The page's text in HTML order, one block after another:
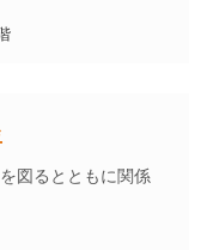
図るとともに関係